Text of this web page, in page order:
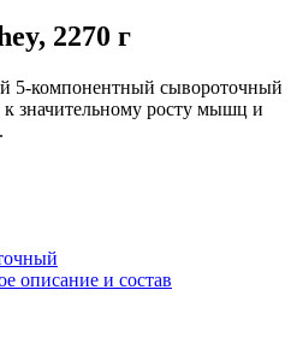
2270 г
5-компонентный сывороточный
значительному росту мышц и
описание и состав